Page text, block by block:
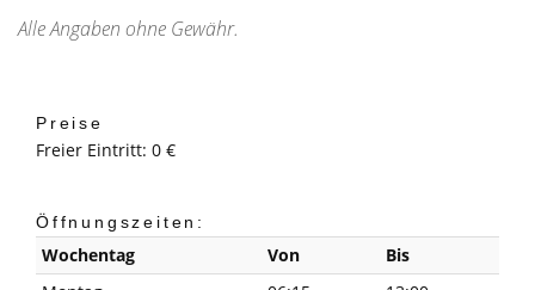
Alle Angaben ohne Gewähr.
Preise
Freier Eintritt: 0 €
Öffnungszeiten:
Wochentag Von
Bis